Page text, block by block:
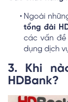
Ngoài
tổng đài
các vấn
dụng dịch
3. Khi
HDBank?